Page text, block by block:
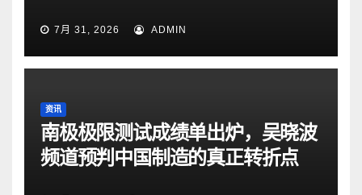
7月 31, 2026 ADMIN
资讯
南极极限测试成绩单出炉，吴晓波
频道预判中国制造的真正转折点